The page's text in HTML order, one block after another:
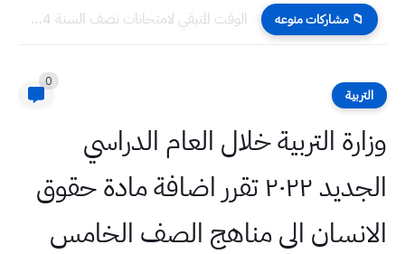
📁 مشاركات منوعه الوقت المتبقي لامتحانات نصف السنة 2024 المرحلة الابتدائية بالأيام والساعات...
التربية
0
وزارة التربية خلال العام الدراسي
الجديد ٢٠٢٢ تقرر اضافة مادة حقوق
الانسان الى مناهج الصف الخامس